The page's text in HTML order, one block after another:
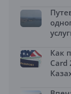
Как
Card